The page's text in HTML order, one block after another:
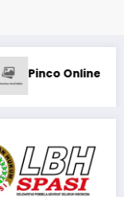
Pekayanan